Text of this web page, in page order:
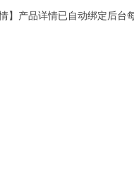
】产品详情已自动绑定后台